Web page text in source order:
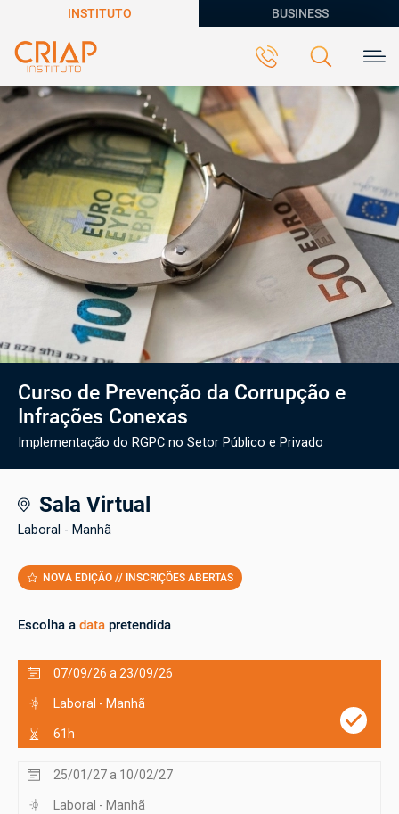
INSTITUTO BUSINESS
Curso de Prevenção da Corrupção e
Infrações Conexas
Implementação do RGPC no Setor Público e Privado
Sala Virtual
Laboral - Manhã
NOVA EDIÇÃO // INSCRIÇÕES ABERTAS
Escolha a data pretendida
07/09/26 a 23/09/26
Laboral - Manhã
61h
25/01/27 a 10/02/27
Laboral - Manhã